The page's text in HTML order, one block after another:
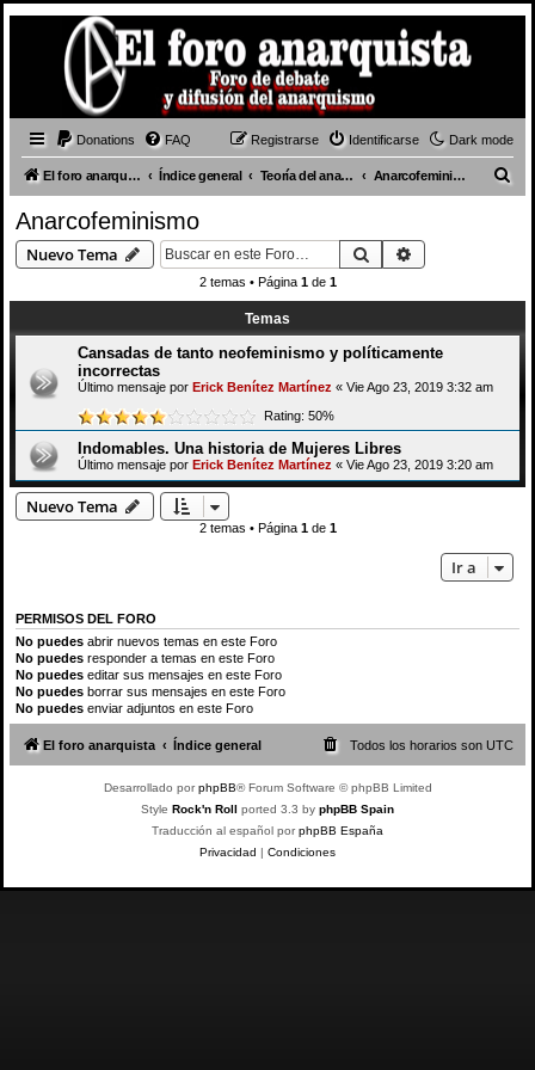
Dark mode
Donations FAQ Identificarse
Registrarse
El foro anarquista Índice general Teoría del anarquismo Anarcofeminismo
Anarcofeminismo
Nuevo Tema Buscar
2 temas • Página 1de 1
Temas
Cansadas de tanto neofeminismo y políticamente
incorrectas
Último mensaje por Erick Benítez Martínez « Vie Ago 23, 2019 3:32 am
Rating: 50%
Indomables. Una historia de Mujeres Libres
Último mensaje por Erick Benítez Martínez « Vie Ago 23, 2019 3:20 am
Nuevo Tema
2 temas • Página 1de 1
Ir a
PERMISOS DEL FORO
No puedes abrir nuevos temas en este Foro
No puedes responder a temas en este Foro
No puedes editar sus mensajes en este Foro
No puedes borrar sus mensajes en este Foro
No puedes enviar adjuntos en este Foro
El foro anarquista Índice general Todos los horarios son UTC
Desarrollado porphpBB® Forum Software © phpBB Limited
Style Rock'n Roll ported 3.3 by phpBB Spain
Traducción al español porphpBB España
Privacidad | Condiciones